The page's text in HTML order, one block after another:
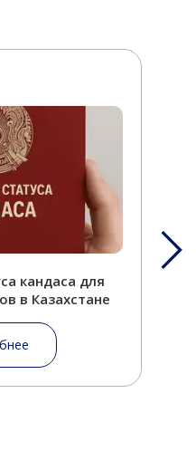
кандаса для
в Казахстане